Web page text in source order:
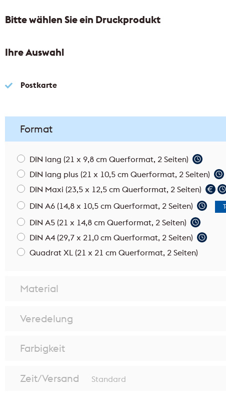
FLYERALARM Versandservice
FLYERALARM Mailings
Stadt/Landkreis wählen
Selektionsgrad
Postleitzahlen Zustellbezirke
Zustellung
An alle Haushalte i An alle
Bitte wählen Sie ein Druckprodukt
Bitte wählen Sie die Zielgebiete Ihrer Verteilung aus,
Bitte wählen Sie ein Druckprodukt
Ihre Auswahl
Postkarte
Format
DIN lang (21 x 9,8 cm Querformat, 2 Seiten)
DIN lang plus (21 x 10,5 cm Querformat, 2 Seiten)
DIN Maxi (23,5 x 12,5 cm Querformat, 2 Seiten)
DIN A6 (14,8 x 10,5 cm Querformat, 2 Seiten)
DIN A5 (21 x 14,8 cm Querformat, 2 Seiten)
DIN A4 (29,7 x 21,0 cm Querformat, 2 Seiten)
Quadrat XL (21 x 21 cm Querformat, 2 Seiten)
Material
Veredelung
Farbigkeit
Zeit/Versand Standard